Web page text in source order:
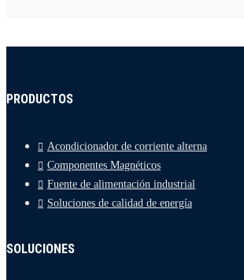
PRODUCTOS
Acondicionador de corriente alterna
Componentes Magnéticos
Fuente de alimentación industrial
Soluciones de calidad de energía
SOLUCIONES